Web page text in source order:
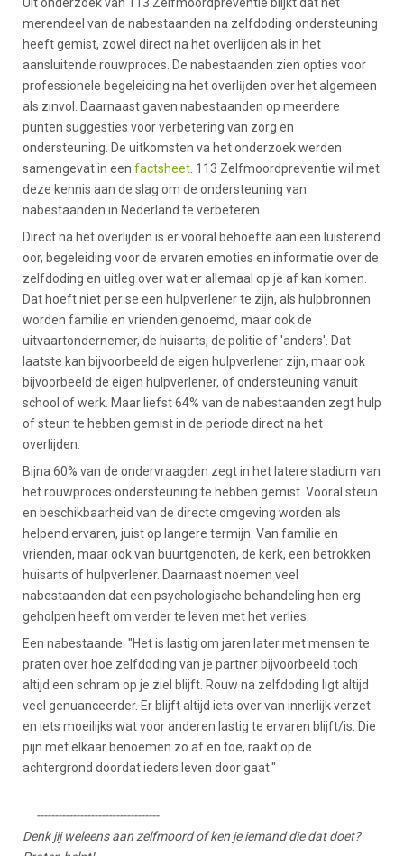
merendeel van de nabestaanden na zelfdoding ondersteuning
heeft gemist, zowel direct na het overlijden als in het
aansluitende rouwproces. De nabestaanden zien opties voor
professionele begeleiding na het overlĳden over het algemeen
als zinvol. Daarnaast gaven nabestaanden op meerdere
punten suggesties voor verbetering van zorg en
ondersteuning. De uitkomsten va het onderzoek werden
samengevat in een factsheet . 113 Zelfmoordpreventie wil met
deze kennis aan de slag om de ondersteuning van
nabestaanden in Nederland te verbeteren.
Direct na het overlijden is er vooral behoefte aan een luisterend
oor, begeleiding voor de ervaren emoties en informatie over de
zelfdoding en uitleg over wat er allemaal op je af kan komen.
Dat hoeft niet per se een hulpverlener te zijn, als hulpbronnen
worden familie en vrienden genoemd, maar ook de
uitvaartondernemer, de huisarts, de politie of 'anders'. Dat
laatste kan bijvoorbeeld de eigen hulpverlener zijn, maar ook
bijvoorbeeld de eigen hulpverlener, of ondersteuning vanuit
school of werk. Maar liefst 64% van de nabestaanden zegt hulp
of steun te hebben gemist in de periode direct na het
overlijden.
Bijna 60% van de ondervraagden zegt in het latere stadium van
het rouwproces ondersteuning te hebben gemist. Vooral steun
en beschikbaarheid van de directe omgeving worden als
helpend ervaren, juist op langere termijn. Van familie en
vrienden, maar ook van buurtgenoten, de kerk, een betrokken
huisarts of hulpverlener. Daarnaast noemen veel
nabestaanden dat een psychologische behandeling hen erg
geholpen heeft om verder te leven met het verlies.
Een nabestaande: "Het is lastig om jaren later met mensen te
praten over hoe zelfdoding van je partner bijvoorbeeld toch
altijd een schram op je ziel blijft. Rouw na zelfdoding ligt altijd
veel genuanceerder. Er blijft altijd iets over van innerlijk verzet
en iets moeilijks wat voor anderen lastig te ervaren blijft/is. Die
pijn met elkaar benoemen zo af en toe, raakt op de
achtergrond doordat ieders leven door gaat."
----------------------------------
Denk jij weleens aan zelfmoord of ken je iemand die dat doet?